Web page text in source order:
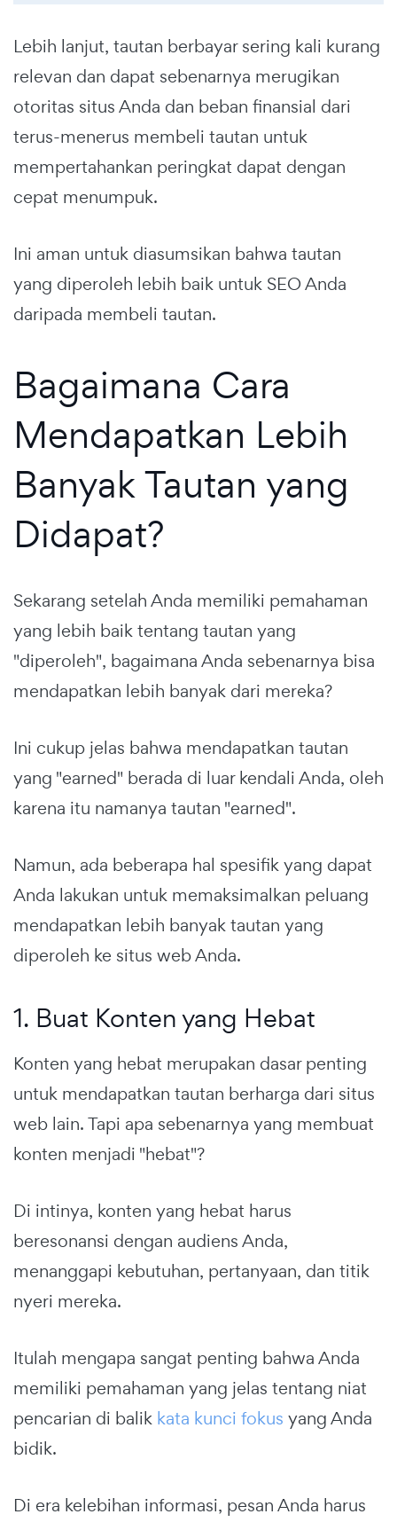
Lebih lanjut, tautan berbayar sering kali kurang
relevan dan dapat sebenarnya merugikan
otoritas situs Anda dan beban finansial dari
terus-menerus membeli tautan untuk
mempertahankan peringkat dapat dengan
cepat menumpuk.
Ini aman untuk diasumsikan bahwa tautan
yang diperoleh lebih baik untuk SEO Anda
daripada membeli tautan.
Bagaimana Cara
Mendapatkan Lebih
Banyak Tautan yang
Didapat?
Sekarang setelah Anda memiliki pemahaman
yang lebih baik tentang tautan yang
"diperoleh", bagaimana Anda sebenarnya bisa
mendapatkan lebih banyak dari mereka?
Ini cukup jelas bahwa mendapatkan tautan
yang "earned" berada di luar kendali Anda, oleh
karena itu namanya tautan "earned".
Namun, ada beberapa hal spesifik yang dapat
Anda lakukan untuk memaksimalkan peluang
mendapatkan lebih banyak tautan yang
diperoleh ke situs web Anda.
1. Buat Konten yang Hebat
Konten yang hebat merupakan dasar penting
untuk mendapatkan tautan berharga dari situs
web lain. Tapi apa sebenarnya yang membuat
konten menjadi "hebat"?
Di intinya, konten yang hebat harus
beresonansi dengan audiens Anda,
menanggapi kebutuhan, pertanyaan, dan titik
nyeri mereka.
Itulah mengapa sangat penting bahwa Anda
memiliki pemahaman yang jelas tentang niat
pencarian di balik kata kunci fokus yang Anda
bidik.
Di era kelebihan informasi, pesan Anda harus